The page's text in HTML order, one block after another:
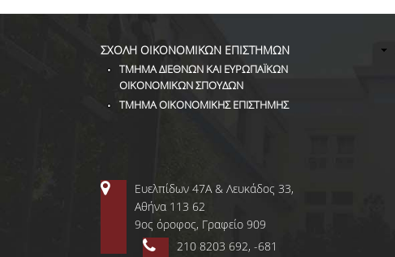
ΣΧΟΛΗ ΟΙΚΟΝΟΜΙΚΩΝ ΕΠΙΣΤΗΜΩΝ
ΤΜΗΜΑ ΔΙΕΘΝΩΝ ΚΑΙ ΕΥΡΩΠΑΪΚΩΝ
ΟΙΚΟΝΟΜΙΚΩΝ ΣΠΟΥΔΩΝ
ΤΜΗΜΑ ΟΙΚΟΝΟΜΙΚΗΣ ΕΠΙΣΤΗΜΗΣ
Ευελπίδων 47Α & Λευκάδος 33,
Αθήνα 113 62
9ος όροφος, Γραφείο 909
210 8203 692, -681